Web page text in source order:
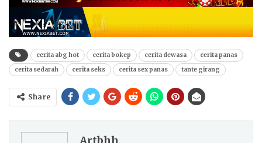
cerita abg hot cerita bokep cerita dewasa
cerita panas
cerita sedarah
cerita seks cerita sex panas tante girang
Share
Artbhh